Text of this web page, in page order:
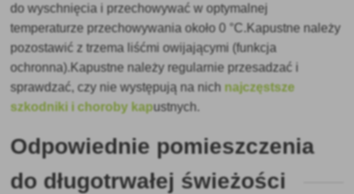
do wyschnięcia i przechowywać w optymalnej
temperaturze przechowywania około 0 °C.Kapustne należy
pozostawić z trzema liśćmi owijającymi (funkcja
ochronna).Kapustne należy regularnie przesadzać i
sprawdzać, czy nie występują na nichnajczęstsze
szkodniki i choroby kapustnych.
Odpowiednie pomieszczenia
do długotrwałej świeżości